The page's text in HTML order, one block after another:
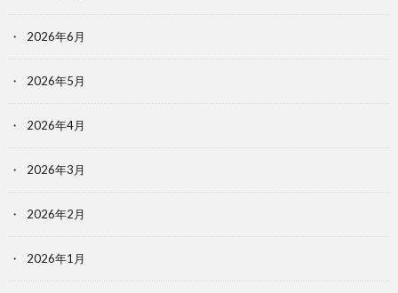
2026年6月
2026年5月
2026年4月
2026年3月
2026年2月
2026年1月